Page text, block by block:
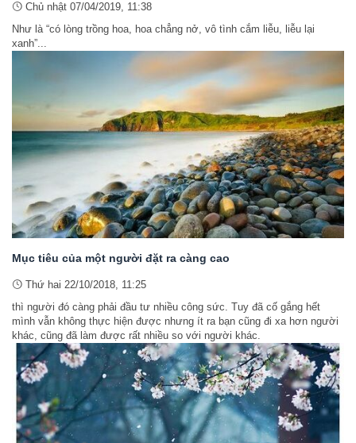
Chủ nhật 07/04/2019, 11:38
Như là “có lòng trồng hoa, hoa chẳng nở, vô tình cắm liễu, liễu lại
xanh”...
Mục tiêu của một người đặt ra càng cao
Thứ hai 22/10/2018, 11:25
thì người đó càng phải đầu tư nhiều công sức. Tuy đã cố gắng hết
mình vẫn không thực hiện được nhưng ít ra bạn cũng đi xa hơn người
khác, cũng đã làm được rất nhiều so với người khác.